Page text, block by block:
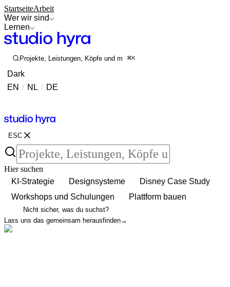
StartseiteArbeit
Wer wir sind
Lernen
Projekte, Leistungen, Köpfe und mehr durchsuchen
⌘K
Dark
EN / NL / DE
ESC
Hier suchen
KI-Strategie
Designsysteme
Disney Case Study
Workshops und Schulungen
Plattform bauen
Nicht sicher, was du suchst?
Lass uns das gemeinsam herausfinden→